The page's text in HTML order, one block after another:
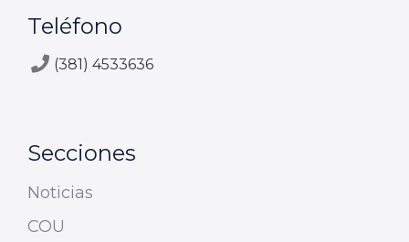
Teléfono
(381) 4533636
Secciones
Noticias
COU